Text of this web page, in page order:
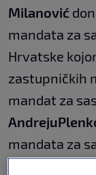
Milanović
mandata za
Hrvatske
zastupničkih
mandat za
Andreju
mandata za